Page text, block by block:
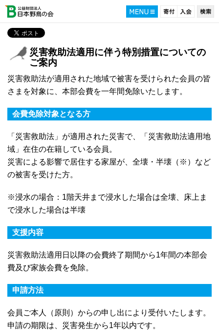
災害救助法適用に伴う特別措置についての
ご案内
災害救助法が適用された地域で被害を受けられた会員の皆
さまを対象に、本部会費を一年間免除いたします。
会費免除対象となる方
「災害救助法」が適用された災害で、「災害救助法適用地
域」在住の在籍している会員。
災害による影響で居住する家屋が、全壊・半壊（※）など
の被害を受けた方。
※浸水の場合：1階天井まで浸水した場合は全壊、床上ま
で浸水した場合は半壊
支援内容
災害救助法適用日以降の会費終了期間から1年間の本部会
費及び家族会費を免除。
申請方法
会員ご本人（原則）からの申し出により受付いたします。
申請の期限は、災害発生から1年以内です。